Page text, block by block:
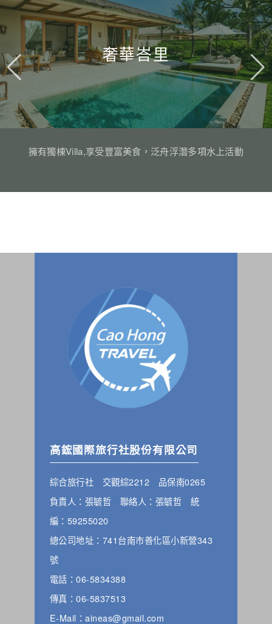
奢華峇里
擁有獨棟Villa,享受豐富美食，泛舟浮潛多項水上活動
高鋐國際旅行社股份有限公司
綜合旅行社 交觀綜2212 品保南0265
負責人：張毓哲 聯絡人：張毓哲 統
編：59255020
總公司地址：741台南市善化區小新營343
號
電話：06-5834388
傳真：06-5837513
E-Mail：aineas@gmail.com